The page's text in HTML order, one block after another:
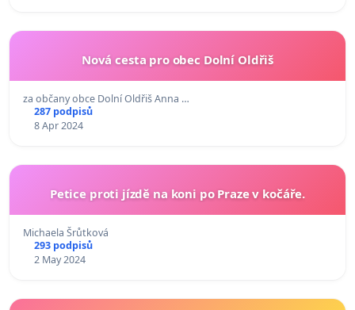
Nová cesta pro obec Dolní Oldřiš
za občany obce Dolní Oldřiš Anna …
287 podpisů
8 Apr 2024
Petice proti jízdě na koni po Praze v kočáře.
Michaela Šrůtková
293 podpisů
2 May 2024